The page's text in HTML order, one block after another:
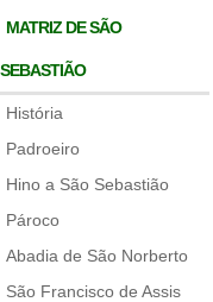
MATRIZ DE SÃO
SEBASTIÃO
História
Padroeiro
Hino a São Sebastião
Pároco
Abadia de São Norberto
São Francisco de Assis